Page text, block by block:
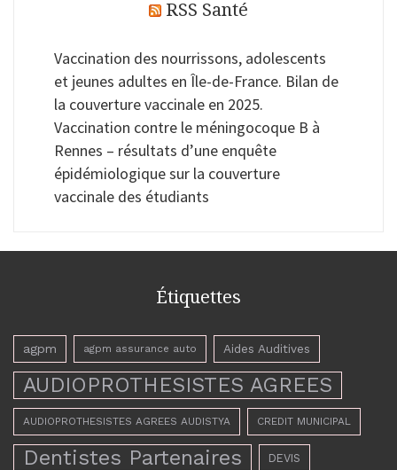
RSS Santé
Vaccination des nourrissons, adolescents
et jeunes adultes en Île-de-France. Bilan de
la couverture vaccinale en 2025.
Vaccination contre le méningocoque B à
Rennes – résultats d’une enquête
épidémiologique sur la couverture
vaccinale des étudiants
Étiquettes
agpm agpm assurance auto Aides Auditives
AUDIOPROTHESISTES AGREES
AUDIOPROTHESISTES AGREES AUDISTYA CREDIT MUNICIPAL
Dentistes Partenaires DEVIS